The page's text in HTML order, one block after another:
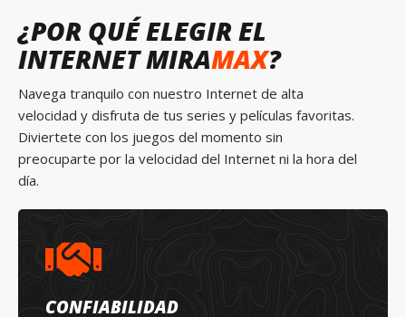
¿POR QUÉ ELEGIR EL
INTERNET MIRAMAX?
Navega tranquilo con nuestro Internet de alta
velocidad y disfruta de tus series y películas favoritas.
Diviertete con los juegos del momento sin
preocuparte por la velocidad del Internet ni la hora del
día.
CONFIABILIDAD